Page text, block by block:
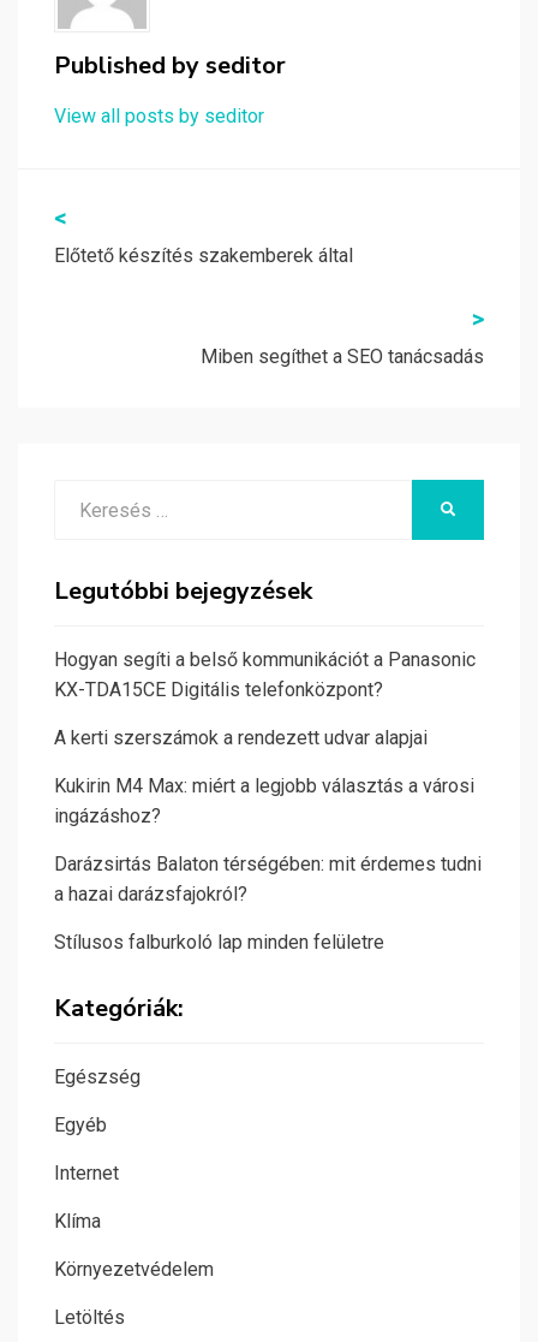
Published byseditor
View all posts by seditor
Bejegyzés
navigáció
<
Előtető készítés szakemberek által
>
Miben segíthet a SEO tanácsadás
Legutóbbi bejegyzések
Hogyan segíti a belső kommunikációt a Panasonic
KX-TDA15CE Digitális telefonközpont?
A kerti szerszámok a rendezett udvar alapjai
Kukirin M4 Max: miért a legjobb választás a városi
ingázáshoz?
Darázsirtás Balaton térségében: mit érdemes tudni
a hazai darázsfajokról?
Stílusos falburkoló lap minden felületre
Kategóriák:
Egészség
Egyéb
Internet
Klíma
Környezetvédelem
Letöltés